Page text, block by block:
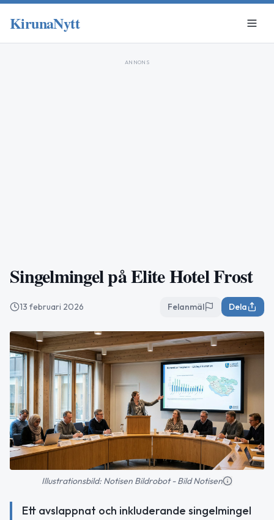
KirunaNytt
ANNONS
Singelmingel på Elite Hotel Frost
13 februari 2026 Felanmäl Dela
Illustrationsbild: Notisen Bildrobot - Bild Notisen
Ett avslappnat och inkluderande singelmingel